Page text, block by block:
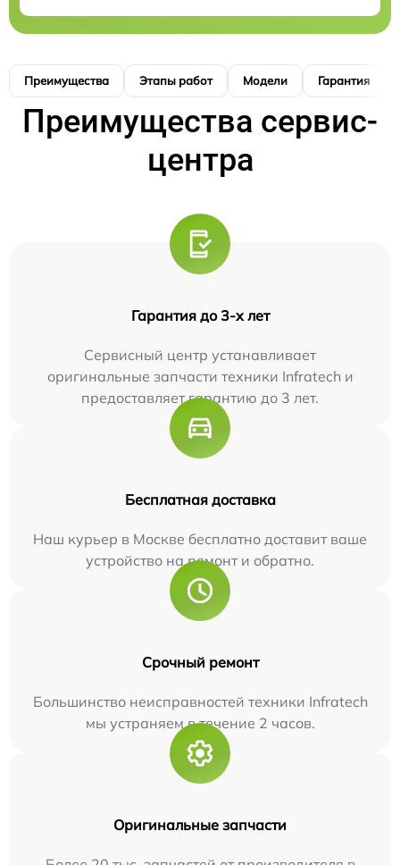
Преимущества Этапы работ Модели Гарантия
Преимущества сервис-
центра
Гарантия до 3-х лет
Сервисный центр устанавливает
оригинальные запчасти техники Infratech и
предоставляет гарантию до 3 лет.
Бесплатная доставка
Наш курьер в Москве бесплатно доставит ваше
устройство на ремонт и обратно.
Срочный ремонт
Большинство неисправностей техники Infratech
мы устраняем в течение 2 часов.
Оригинальные запчасти